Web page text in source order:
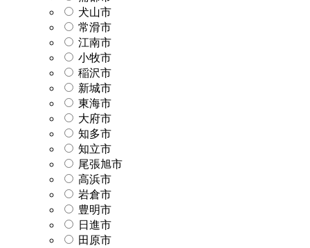
犬山市
常滑市
江南市
小牧市
稲沢市
新城市
東海市
大府市
知多市
知立市
尾張旭市
高浜市
岩倉市
豊明市
日進市
田原市